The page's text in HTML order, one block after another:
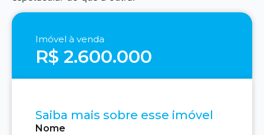
Imóvel à venda
R$ 2.600.000
Saiba mais sobre esse imóvel
Nome